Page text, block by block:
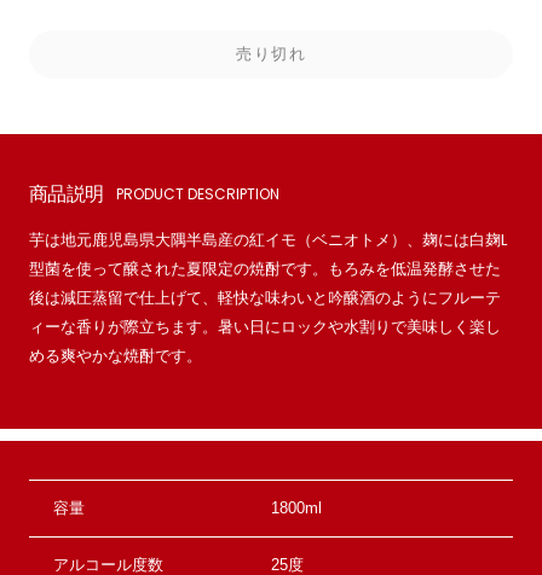
売り切れ
商品説明 PRODUCT DESCRIPTION
芋は地元鹿児島県大隅半島産の紅イモ（ベニオトメ）、麹には白麹L
型菌を使って醸された夏限定の焼酎です。もろみを低温発酵させた
後は減圧蒸留で仕上げて、軽快な味わいと吟醸酒のようにフルーテ
ィーな香りが際立ちます。暑い日にロックや水割りで美味しく楽し
める爽やかな焼酎です。
容量 1800ml
アルコール度数 25度